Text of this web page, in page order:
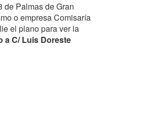
de Palmas de Gran
o empresa Comisaría
el plano para ver la
a C/ Luis Doreste